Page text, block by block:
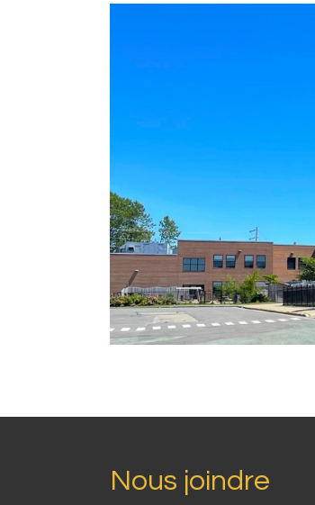
Nous joindre